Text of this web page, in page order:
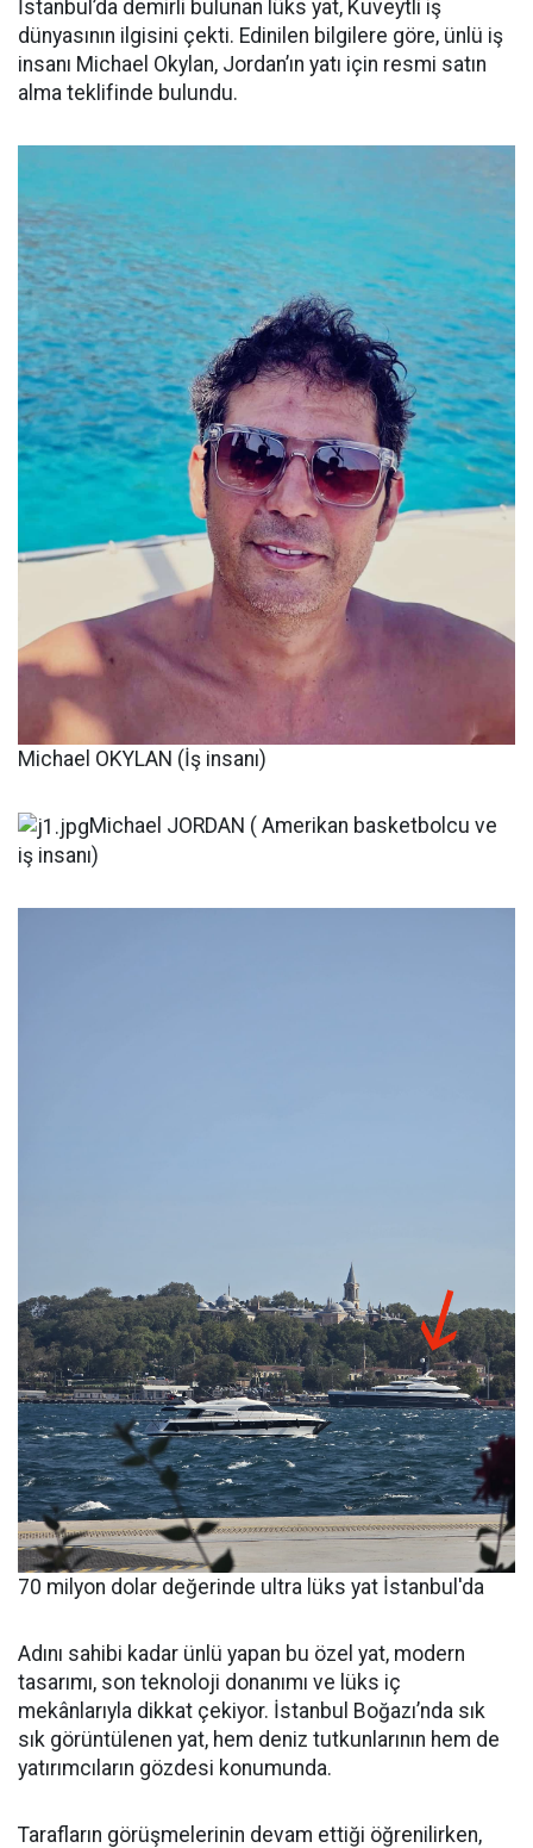
İstanbul’da demirli bulunan lüks yat, Kuveytli iş
dünyasının ilgisini çekti. Edinilen bilgilere göre, ünlü iş
insanı Michael Okylan, Jordan’ın yatı için resmi satın
alma teklifinde bulundu.
Michael OKYLAN (İş insanı)
Michael JORDAN ( Amerikan basketbolcu ve
iş insanı)
70 milyon dolar değerinde ultra lüks yat İstanbul'da
Adını sahibi kadar ünlü yapan bu özel yat, modern
tasarımı, son teknoloji donanımı ve lüks iç
mekânlarıyla dikkat çekiyor. İstanbul Boğazı’nda sık
sık görüntülenen yat, hem deniz tutkunlarının hem de
yatırımcıların gözdesi konumunda.
Tarafların görüşmelerinin devam ettiği öğrenilirken,